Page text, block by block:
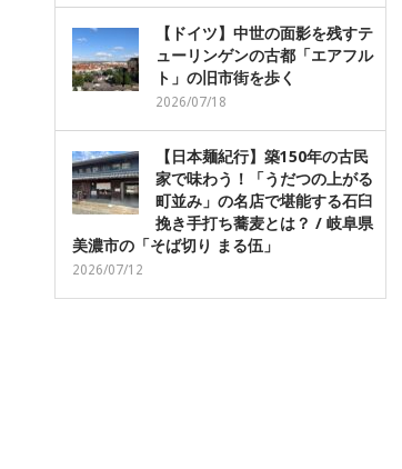
【ドイツ】中世の面影を残すテ
ューリンゲンの古都「エアフル
ト」の旧市街を歩く
2026/07/18
【日本麺紀行】築150年の古民
家で味わう！「うだつの上がる
町並み」の名店で堪能する石臼
挽き手打ち蕎麦とは？ / 岐阜県
美濃市の「そば切り まる伍」
2026/07/12